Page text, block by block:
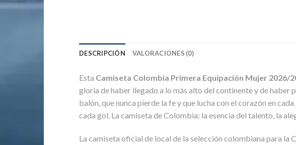
DESCRIPCIÓN VALORACIONES (0)
Esta Camiseta Colombia Primera Equipación Mujer 2026/
gloria de haber llegado a lo más alto del continente y de haber
balón, que nunca pierde la fe y que lucha con el corazón en
cada gol. La camiseta de Colombia: la esencia del talento, la
La camiseta oficial de local de la selección colombiana para la